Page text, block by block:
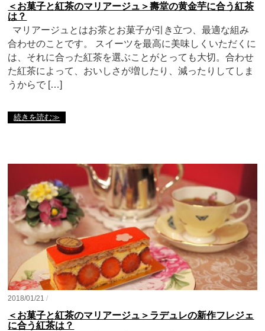
＜お菓子と紅茶のマリアージュ＞壽堂の黄金芋に合う紅茶
は？
マリアージュとはお茶とお菓子が引き立つ、最適な組み
合わせのことです。 スイーツを最高に美味しくいただくに
は、それに合った紅茶を選ぶことがとっても大切。合わせ
た紅茶によって、おいしさが増したり、減ったりしてしま
うからで […]
続きを読む≫
2018/01/21/
＜お菓子と紅茶のマリアージュ＞ラデュレの新作フレジェ
に合う紅茶は？